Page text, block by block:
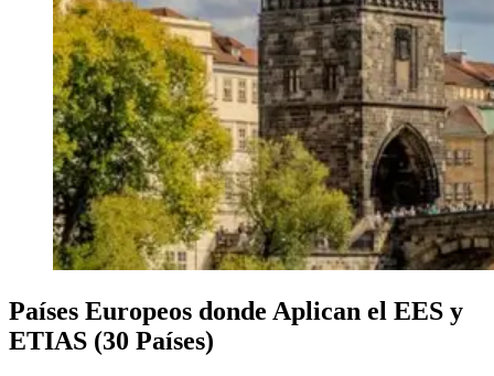
Países Europeos donde Aplican el EES y
ETIAS (30 Países)